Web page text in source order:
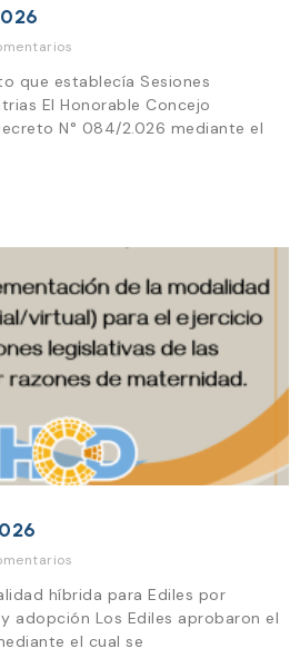
que establecía Sesiones
El Honorable Concejo
N° 084/2.026 mediante el
híbrida para Ediles por
adopción Los Ediles aprobaron el
el cual se